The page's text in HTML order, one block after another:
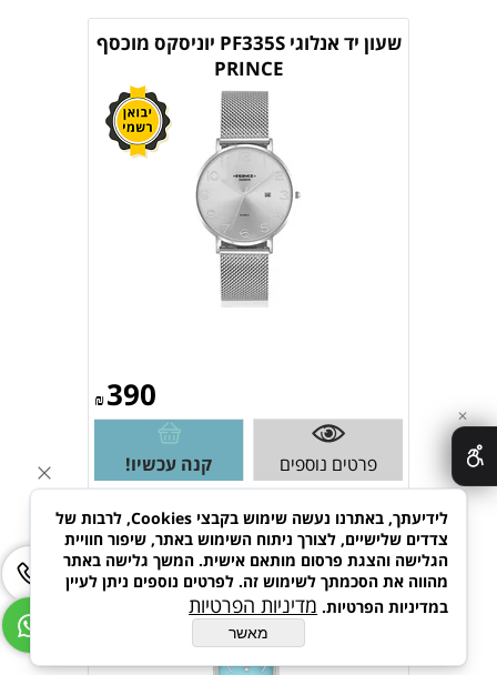
שעון יד אנלוגי PF335S יוניסקס מוכסף
PRINCE
₪390
פרטים נוספים קנה עכשיו!
שעון יד אנלוגי לאישה PERLA
PRINCE
✕
לידיעתך, באתרנו נעשה שימוש בקבצי Cookies, לרבות של
צדדים שלישיים, לצורך ניתוח השימוש באתר, שיפור חוויית
הגלישה והצגת פרסום מותאם אישית. המשך גלישה באתר
מהווה את הסכמתך לשימוש זה. לפרטים נוספים ניתן לעיין
במדיניות הפרטיות. מדיניות הפרטיות
מאשר